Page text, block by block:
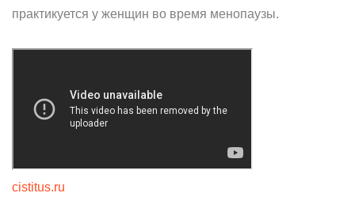
практикуется у женщин во время менопаузы.
cistitus.ru